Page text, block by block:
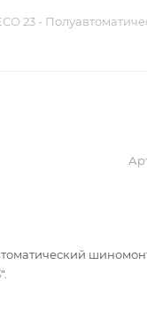
23 -